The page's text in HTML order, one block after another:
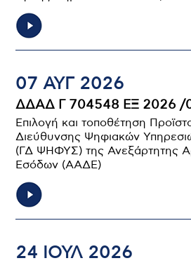
07 ΑΥΓ 2026
ΔΔΑΔ Γ 704548 ΕΞ 2026 /
Επιλογή και τοποθέτηση
Διεύθυνσης Ψηφιακών
(ΓΔ ΨΗΦΥΣ) της Ανεξάρτητης
Εσόδων (ΑΑΔΕ)
24 ΙΟΥΛ 2026